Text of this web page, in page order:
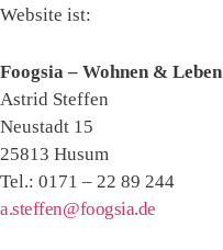
Website ist:
Foogsia – Wohnen & Leben
Astrid Steffen
Neustadt 15
25813 Husum
Tel.: 0171 – 22 89 244
a.steffen@foogsia.de